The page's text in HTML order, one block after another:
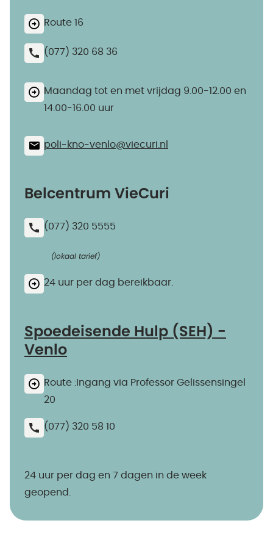
Route 16
(077) 320 68 36
Maandag tot en met vrijdag 9.00-12.00 en
14.00-16.00 uur
poli-kno-venlo@​viecuri.nl
Belcentrum VieCuri
(077) 320 5555
(lokaal tarief)
24 uur per dag bereikbaar.
Spoedeisende Hulp (SEH) -
Venlo
Route :Ingang via Professor Gelissensingel
20
(077) 320 58 10
24 uur per dag en 7 dagen in de week
geopend.